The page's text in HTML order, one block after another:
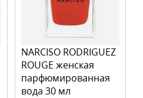
NARCISO RODRIGUEZ
ROUGE женская
парфюмированная
вода 30 мл